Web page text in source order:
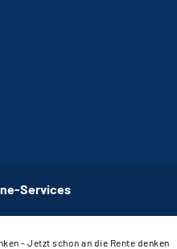
Services
- Jetzt schon an die Rente denken